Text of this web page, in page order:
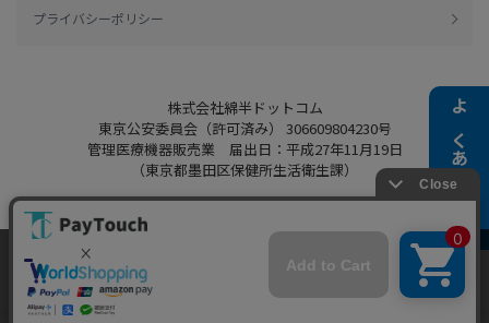
よくある質問
プライバシーポリシー
株式会社綿半ドットコム
東京公安委員会（許可済み） 306609804230号
管理医療機器販売業 届出日：平成27年11月19日
（東京都墨田区保健所生活衛生課）
Copyright 2022
Powered by Watahan Partners Co., Ltd.
当ウェブサイトでは、お客様により良いサービス
をご提供するため、クッキーを利用しています。
サイト利用を継続することにより、クッキーの使
同意する